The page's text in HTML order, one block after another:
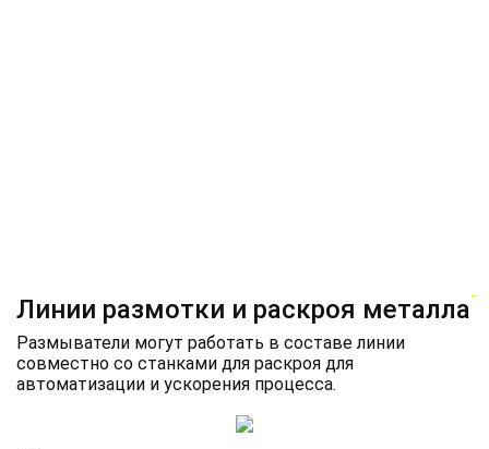
Линии размотки и раскроя металла
Размыватели могут работать в составе линии
совместно со станками для раскроя для
автоматизации и ускорения процесса.